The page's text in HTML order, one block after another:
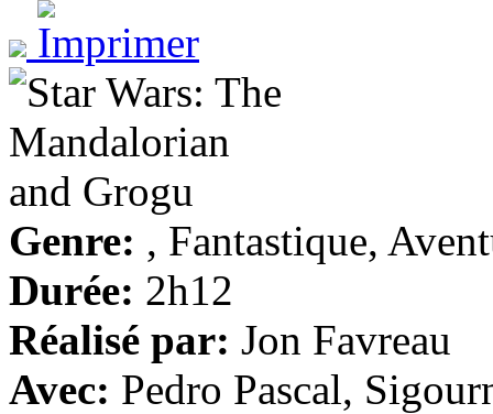
Genre: , Fantastique,
Durée: 2h12
Réalisé par: Jon Favreau
Avec: Pedro Pascal,